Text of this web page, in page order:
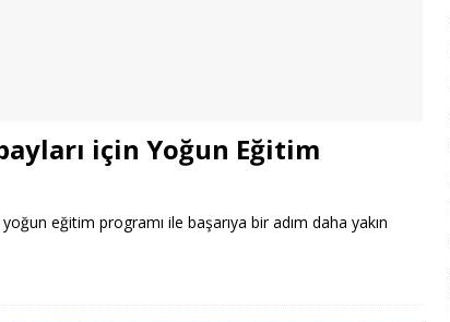
için Yoğun Eğitim
eğitim programı ile başarıya bir adım daha yakın